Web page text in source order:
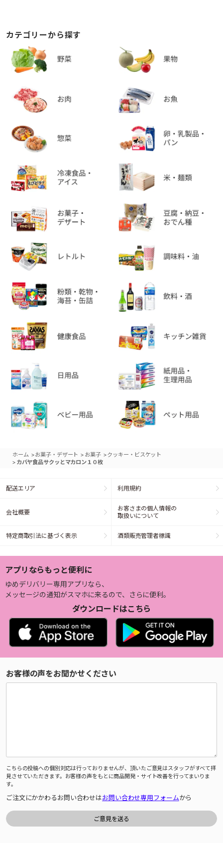
カテゴリーから探す
ホーム >お菓子・デザート > お菓子 >クッキー・ビスケット
> カバヤ食品サクッとマカロン１０枚
配送エリア 利用規約
会社概要
お客さまの個人情報の
取扱いについて
特定商取引法に基づく表示 酒類販売管理者標識
アプリならもっと便利に
ゆめデリバリー専用アプリなら、
メッセージの通知がスマホに来るので、さらに便利。
ダウンロードはこちら
お客様の声をお聞かせください
こちらの投稿への個別対応は行っておりませんが、頂いたご意見はスタッフがすべて拝
見させていただきます。お客様の声をもとに商品開発・サイト改善を行ってまいりま
す。
ご注文にかかわるお問い合わせはお問い合わせ専用フォームから